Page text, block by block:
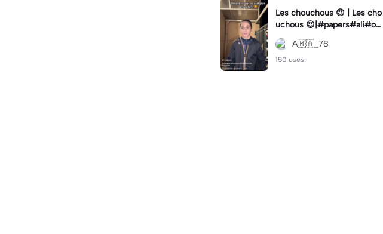
Les chouchous 😍 | Les cho
uchous 😍|#papers#ali#ob
y
A🇲🇦_78
150 uses.